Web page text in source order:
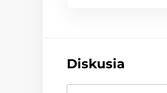
Diskusia